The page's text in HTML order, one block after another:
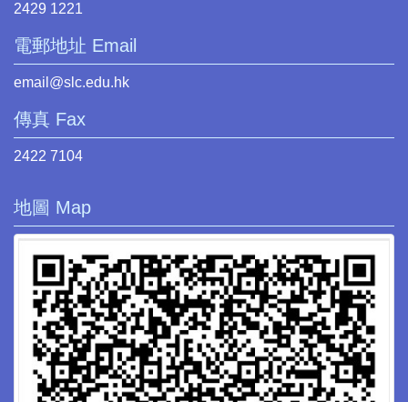
2429 1221
電郵地址 Email
email@slc.edu.hk
傳真 Fax
2422 7104
地圖 Map